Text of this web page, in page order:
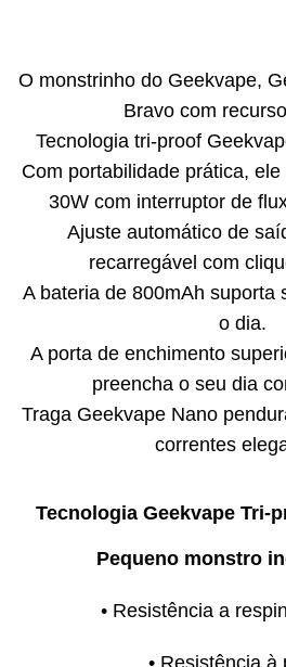
O monstrinho do Geekvape,
Bravo com
Tecnologia tri-proof
Com portabilidade prática,
30W com interruptor de
Ajuste automático de
recarregável com
A bateria de 800mAh suporta
o dia.
A porta de enchimento
preencha o seu dia
Traga Geekvape Nano
correntes
Tecnologia Geekvape Tri-
Pequeno monstro
• Resistência a
• Resistência à